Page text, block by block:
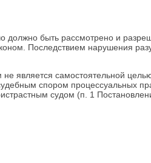
быть рассмотрено и
Последствием нарушения
является самостоятельной
спором процессуальных
судом (п. 1